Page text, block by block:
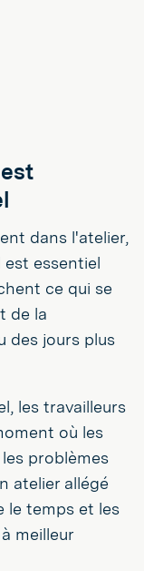
dans l'atelier,
est essentiel
ce qui se
de la
des jours plus
les travailleurs
où les
problèmes
atelier allégé
le temps et les
meilleur